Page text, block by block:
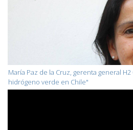
María Paz de la Cruz, gerenta general
hidrógeno verde en Chile"